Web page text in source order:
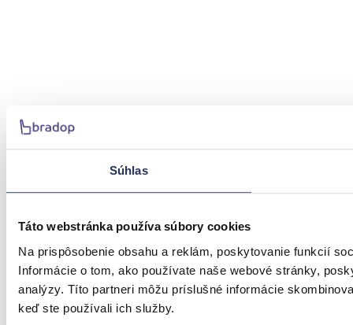
Súhlas
Táto webstránka používa súbory cookies
Na prispôsobenie obsahu a reklám, poskytovanie funkcií
Informácie o tom, ako používate naše webové stránky,
analýzy. Títo partneri môžu príslušné informácie
keď ste používali ich služby.